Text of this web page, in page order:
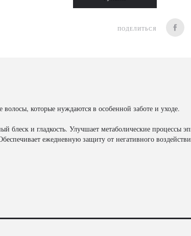
ПОДЕЛИТЬСЯ
которые нуждаются в особенной заботе и уходе.
блеск и гладкость. Улучшает метаболические процессы
ежедневную защиту от негативного